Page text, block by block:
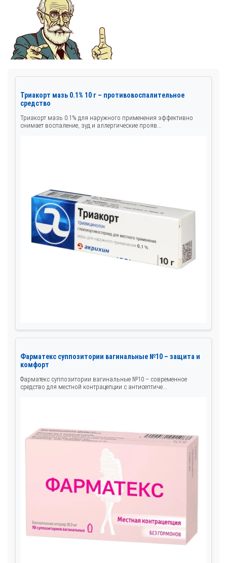
Триакорт мазь 0.1% 10 г – противовоспалительное
средство
Триакорт мазь 0.1% для наружного применения эффективно
снимает воспаление, зуд и аллергические прояв...
Фарматекс суппозитории вагинальные №10 – защита и
комфорт
Фарматекс суппозитории вагинальные №10 – современное
средство для местной контрацепции с антисептиче...